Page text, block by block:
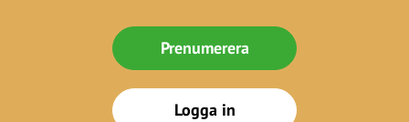
Prenumerera
Logga in